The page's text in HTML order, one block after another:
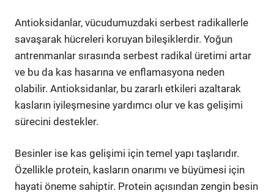
Antioksidanlar, vücudumuzdaki serbest radikallerle
savaşarak hücreleri koruyan bileşiklerdir. Yoğun
antrenmanlar sırasında serbest radikal üretimi artar
ve bu da kas hasarına ve enflamasyona neden
olabilir. Antioksidanlar, bu zararlı etkileri azaltarak
kasların iyileşmesine yardımcı olur ve kas gelişimi
sürecini destekler.
Besinler ise kas gelişimi için temel yapı taşlarıdır.
Özellikle protein, kasların onarımı ve büyümesi için
hayati öneme sahiptir. Protein açısından zengin besin